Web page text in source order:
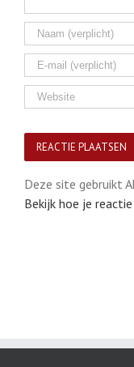
Deze site gebruikt
Bekijk hoe je